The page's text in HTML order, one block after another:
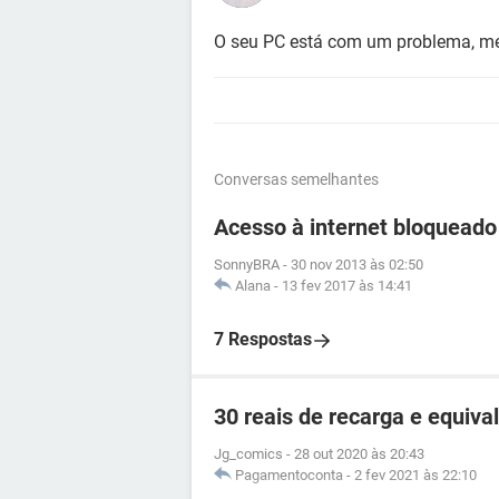
O seu PC está com um problema,
Conversas semelhantes
Acesso à internet bloqueado
SonnyBRA - 30 nov 2013 às 02:50
Alana - 13 fev 2017 às 14:41
7 Respostas
30 reais de recarga e
Jg_comics - 28 out 2020 às 20:43
Pagamentoconta - 2 fev 2021 às 22:10